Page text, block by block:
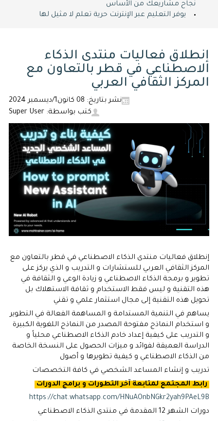
نجاح مشاريعك من الأساس
يوفر التعليم عبر الإنترنت حرية تعلم لا مثيل لها
إنطلاق فعاليات منتدى الذكاء
الاصطناعي في قطر بالتعاون مع
المركز الثقافي العربي
نشر بتاريخ: 08 كانون1/ديسمبر 2024
كتب بواسطة: Super User
إنطلاق فعاليات منتدى الذكاء الاصطناعي في قطر بالتعاون مع
المركز الثقافي العربي للستشارات و التدريب و الذي يركز على
تطوير و برمجة الذكاء الاصطناعي و زيادة الوعي و الثقافة في
هذه التقنية و ليس فقط الاستخدام و ثقافة الاستهلاك بل
تحويل هذه التقنية إلى مجال استثمار علمي و تقني
يساهم في التنمية المستدامة و المساهمة الفعالة في التطوير
و استخدام النماذج مفتوحة المصدر من النماذج اللغوية الكبيرة
و التدريب على كيفية إعداد خادم الذكاء الاصطناعي محلياً و
الدراسة العميقة لفوائد و ميزات الحصول على النسخة الخاصة
من الذكاء الاصطناعي و كيفية تطويرها و أصول
تدريب و إنشاء المساعد الشخصي في كافة التخصصات
رابط المجتمع لمتابعة آخر التطورات و برامج الدورات
https://chat.whatsapp.com/HNuAOnbNGkr2yah9PAeL9B
دورات الشهر 12 المقدمة في منتدى الذكاء الاصطناعي